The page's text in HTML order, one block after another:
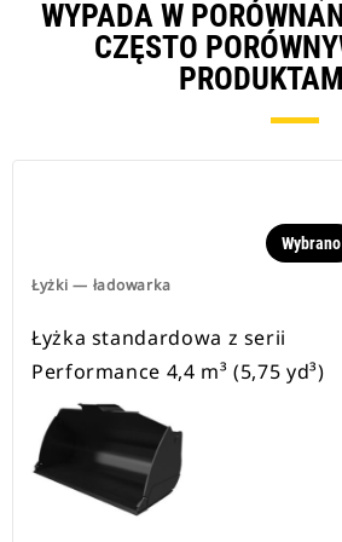
WYPADA W
CZĘSTO
Łyżki — ładowarka
Wybrano
Łyżka standardowa z serii
Performance 4,4 m³ (5,75 yd³)